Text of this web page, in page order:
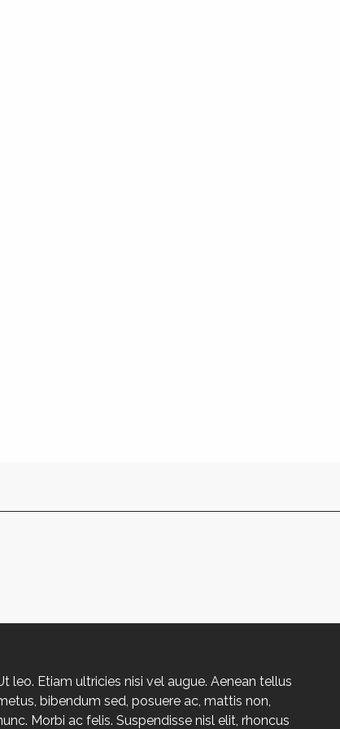
leo. Etiam ultricies nisi vel augue. Aenean tellus
bibendum sed, posuere ac, mattis non,
Morbi ac felis. Suspendisse nisl elit, rhoncus